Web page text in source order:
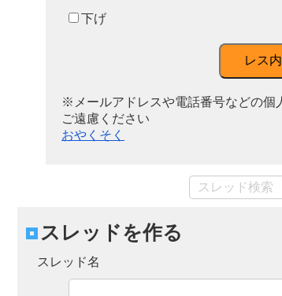
下げ
レス
※メールアドレスや電話番号などの個
ご遠慮ください
おやくそく
スレッドを作る
スレッド名